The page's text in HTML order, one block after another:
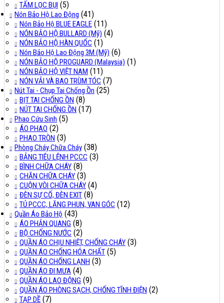
TẤM LỌC BỤI (5)
Nón Bảo Hộ Lao Động (41)
Nón Bảo Hộ BLUE EAGLE (11)
NÓN BẢO HỘ BULLARD (Mỹ) (4)
NÓN BẢO HỘ HÀN QUỐC (1)
Nón Bảo Hộ Lao Động 3M (Mỹ) (6)
NÓN BẢO HỘ PROGUARD (Malaysia) (1)
NÓN BẢO HỘ VIỆT NAM (11)
NÓN VẢI VÀ BAO TRÙM TÓC (7)
Nút Tai - Chụp Tai Chống Ồn (25)
BỊT TAI CHỐNG ỒN (8)
NÚT TAI CHỐNG ỒN (17)
Phao Cứu Sinh (5)
ÁO PHAO (2)
PHAO TRÒN (3)
Phòng Cháy Chữa Cháy (38)
BẢNG TIÊU LỆNH PCCC (3)
BÌNH CHỮA CHÁY (8)
CHĂN CHỮA CHÁY (3)
CUỘN VÒI CHỮA CHÁY (4)
ĐÈN SỰ CỐ, ĐÈN EXIT (8)
TỦ PCCC, LĂNG PHUN, VAN GÓC (12)
Quần Áo Bảo Hộ (43)
ÁO PHẢN QUANG (8)
BỘ CHỐNG NƯỚC (2)
QUẦN ÁO CHỊU NHIỆT, CHỐNG CHÁY (3)
QUẦN ÁO CHỐNG HÓA CHẤT (5)
QUẦN ÁO CHỐNG LẠNH (3)
QUẦN ÁO ĐI MƯA (4)
QUẦN ÁO LAO ĐỘNG (9)
QUẦN ÁO PHÒNG SẠCH, CHỐNG TĨNH ĐIỆN (2)
TẠP DỀ (7)